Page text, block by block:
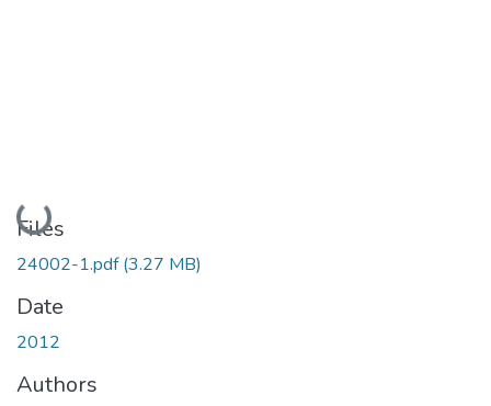
Loading...
Files
24002-1.pdf(3.27 MB)
Date
2012
Authors